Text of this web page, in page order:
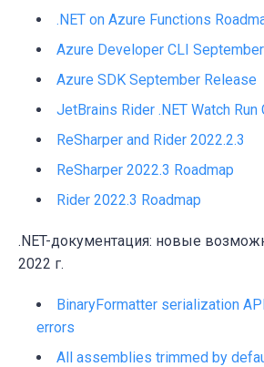
.NET on Azure Functions
Azure Developer CLI
Azure SDK September Release
JetBrains Rider .NET Watch
ReSharper and Rider 2022.2.3
ReSharper 2022.3 Roadmap
Rider 2022.3 Roadmap
.NET-документация: новые
2022 г.
BinaryFormatter serialization
errors
All assemblies trimmed by